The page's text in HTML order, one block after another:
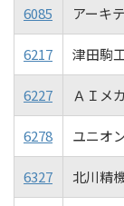
6085 アーキ
6217 津田駒
6227 ＡＩメ
6278 ユニオ
6327 北川精